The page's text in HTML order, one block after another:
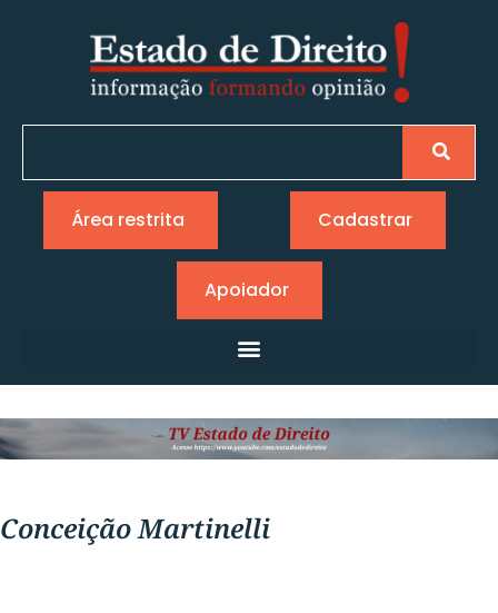
Área restrita Cadastrar
Apoiador
Conceição Martinelli